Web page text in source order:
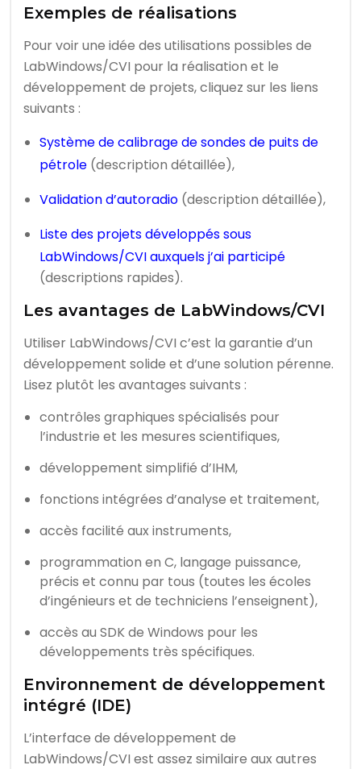
Exemples de réalisations
Pour voir une idée des utilisations possibles de
LabWindows/CVI pour la réalisation et le
développement de projets, cliquez sur les liens
suivants :
Système de calibrage de sondes de puits de
pétrole (description détaillée),
Validation d’autoradio (description détaillée),
Liste des projets développés sous
LabWindows/CVI auxquels j’ai participé
(descriptions rapides).
Les avantages de LabWindows/CVI
Utiliser LabWindows/CVI c’est la garantie d’un
développement solide et d’une solution pérenne.
Lisez plutôt les avantages suivants :
contrôles graphiques spécialisés pour
l’industrie et les mesures scientifiques,
développement simplifié d’IHM,
fonctions intégrées d’analyse et traitement,
accès facilité aux instruments,
programmation en C, langage puissance,
précis et connu par tous (toutes les écoles
d’ingénieurs et de techniciens l’enseignent),
accès au SDK de Windows pour les
développements très spécifiques.
Environnement de développement
intégré (IDE)
L’interface de développement de
LabWindows/CVI est assez similaire aux autres